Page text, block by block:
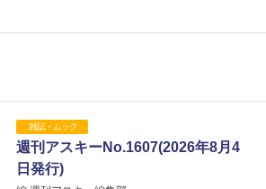
雑誌・ムック
週刊アスキーNo.1607(2026年8月4
日発行)